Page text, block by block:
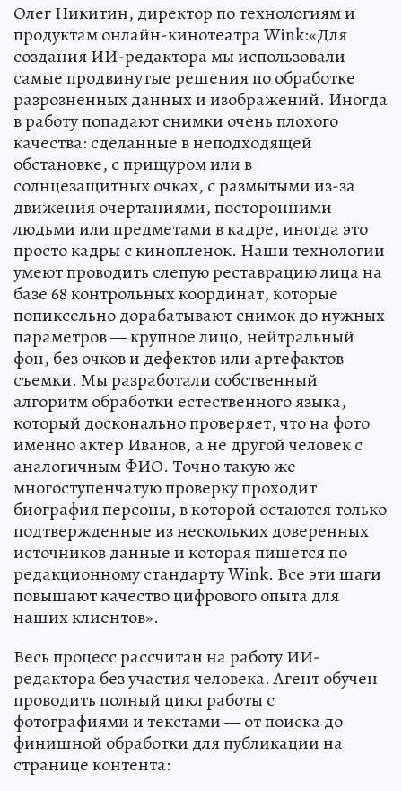
Олег Никитин, директор по технологиям и
продуктам онлайн-кинотеатра Wink:«Для
создания ИИ-редактора мы использовали
самые продвинутые решения по обработке
разрозненных данных и изображений. Иногда
в работу попадают снимки очень плохого
качества: сделанные в неподходящей
обстановке, с прищуром или в
солнцезащитных очках, с размытыми из-за
движения очертаниями, посторонними
людьми или предметами в кадре, иногда это
просто кадры с кинопленок. Наши технологии
умеют проводить слепую реставрацию лица на
базе 68 контрольных координат, которые
попиксельно дорабатывают снимок до нужных
параметров — крупное лицо, нейтральный
фон, без очков и дефектов или артефактов
съемки. Мы разработали собственный
алгоритм обработки естественного языка,
который досконально проверяет, что на фото
именно актер Иванов, а не другой человек с
аналогичным ФИО. Точно такую же
многоступенчатую проверку проходит
биография персоны, в которой остаются только
подтвержденные из нескольких доверенных
источников данные и которая пишется по
редакционному стандарту Wink. Все эти шаги
повышают качество цифрового опыта для
наших клиентов».
Весь процесс рассчитан на работу ИИ-
редактора без участия человека. Агент обучен
проводить полный цикл работы с
фотографиями и текстами — от поиска до
финишной обработки для публикации на
странице контента: